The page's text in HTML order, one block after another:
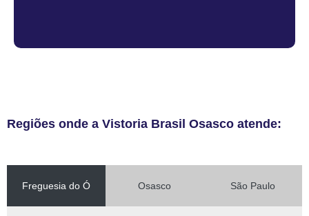
Regiões onde a Vistoria Brasil Osasco atende:
Freguesia do Ó Osasco São Paulo